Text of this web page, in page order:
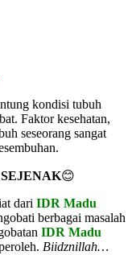
kondisi tubuh
Faktor kesehatan,
seseorang sangat
😊
dari IDR Madu
berbagai masalah
IDR Madu
Biidznillah…